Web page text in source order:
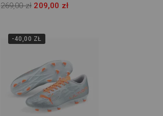
269,00 zł 209,00 zł
-40,00 ZŁ